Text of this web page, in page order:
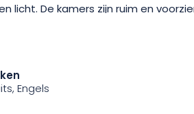
licht. De kamers zijn ruim en
aangenaam moment door te
als een buffet en kan
van het hotel.
Engels